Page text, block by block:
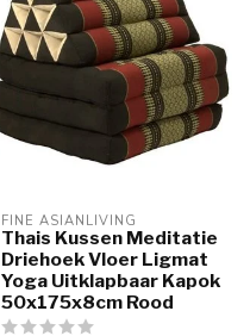
FINE ASIANLIVING
Thais Kussen Meditatie
Driehoek Vloer Ligmat
Yoga Uitklapbaar Kapok
50x175x8cm Rood